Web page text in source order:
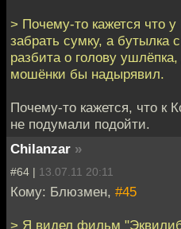
> Почему-то кажется что
забрать сумку, а бутылка
разбита о голову
мошёнки бы надырявил.
Почему-то кажется, что к
не подумали подойти.
Chilanzar »
#64 | 13.07.11 20:11
Кому: Блюзмен, #45
> Я видел фильм